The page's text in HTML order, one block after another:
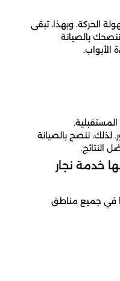
الحركة. وبهذا، تبقى
ننصحك بالصيانة
الأبواب.
لذلك، ننصح بالصيانة
النتائج.
خدمة نجار
في جميع مناطق